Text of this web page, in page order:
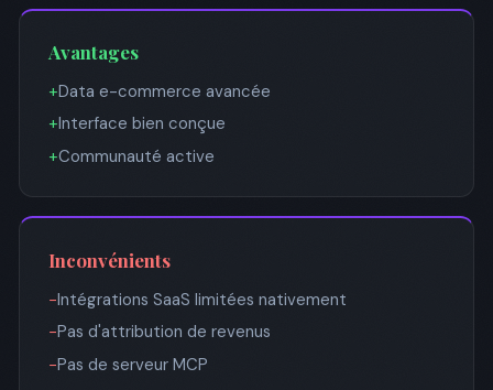
Avantages
+Data e-commerce avancée
+Interface bien conçue
+Communauté active
Inconvénients
−Intégrations SaaS limitées nativement
−Pas d'attribution de revenus
−Pas de serveur MCP